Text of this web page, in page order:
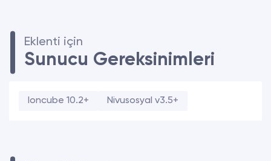
Eklenti için
Sunucu Gereksinimleri
Ioncube 10.2+ Nivusosyal v3.5+